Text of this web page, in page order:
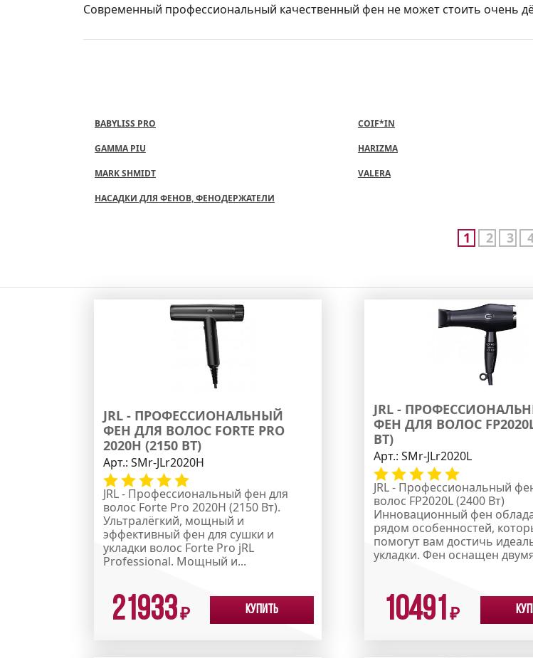
Современный профессиональный качественный фен не может стоить очень
BABYLISS PRO COIF*IN
GAMMA PIU HARIZMA
MARK SHMIDT VALERA
НАСАДКИ ДЛЯ ФЕНОВ, ФЕНОДЕРЖАТЕЛИ
1 2 3
JRL - ПРОФЕССИОНАЛЬНЫЙ
ФЕН ДЛЯ ВОЛОС FORTE PRO
2020H (2150 ВТ)
Арт.:SMr-JLr2020H
JRL - Профессиональный фен для
волос Forte Pro 2020H (2150 Вт).
Ультралёгкий, мощный и
эффективный фен для сушки и
укладки волос Forte Pro jRL
Professional. Мощный и...
21933₽ Купить
JRL -
ФЕН ДЛЯ ВОЛОС
ВТ)
Арт.:SMr-JLr2020L
JRL - Профессиональный
волос FP2020L (2400 Вт)
Инновационный фен
рядом особенностей,
помогут вам достичь
укладки. Фен оснащен
10491 ₽